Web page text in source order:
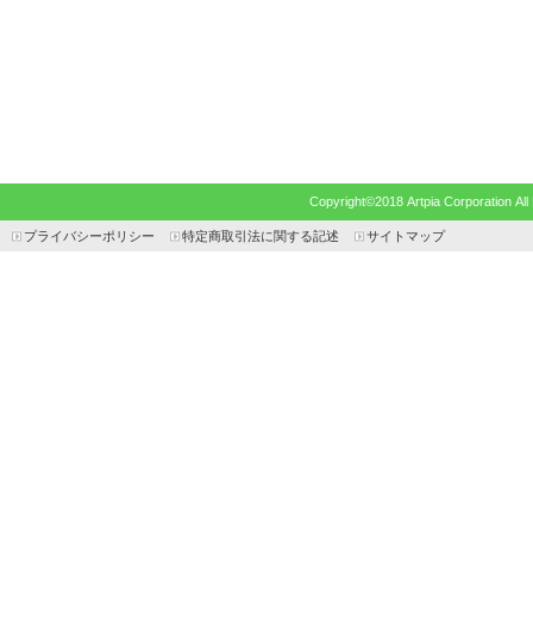
Copyright©2018 Artpia Corporation
プライバシーポリシー 特定商取引法に関する記述 サイトマップ